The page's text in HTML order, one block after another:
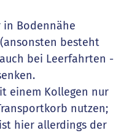
in Bodennähe
besteht
bei Leerfahrten -
einem Kollegen nur
nutzen;
hier allerdings der